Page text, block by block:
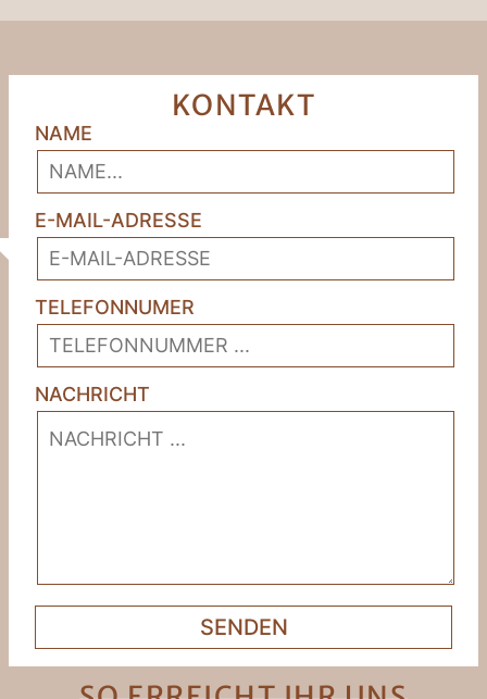
KONTAKT
NAME
E-MAIL-ADRESSE
TELEFONNUMER
NACHRICHT